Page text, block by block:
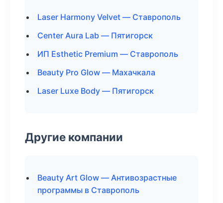
Laser Harmony Velvet — Ставрополь
Center Aura Lab — Пятигорск
ИП Esthetic Premium — Ставрополь
Beauty Pro Glow — Махачкала
Laser Luxe Body — Пятигорск
Другие компании
Beauty Art Glow — Антивозрастные
программы в Ставрополь